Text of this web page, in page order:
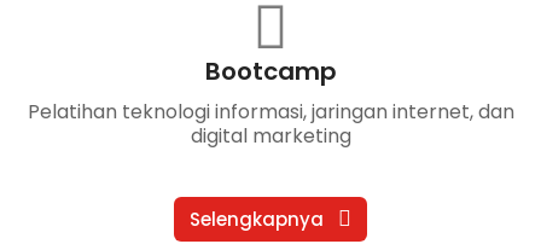
Bootcamp
Pelatihan teknologi informasi, jaringan internet, dan
digital marketing
Selengkapnya